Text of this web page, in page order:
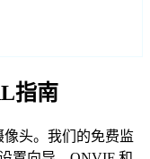
指南
像头。我们的免费监